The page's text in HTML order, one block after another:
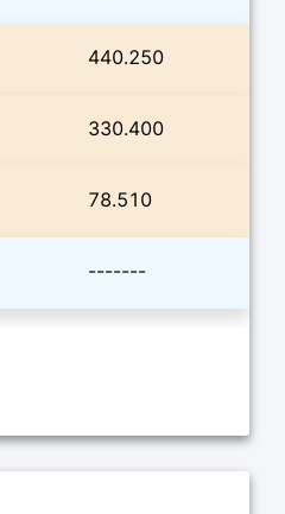
440.250
330.400
78.510
-------